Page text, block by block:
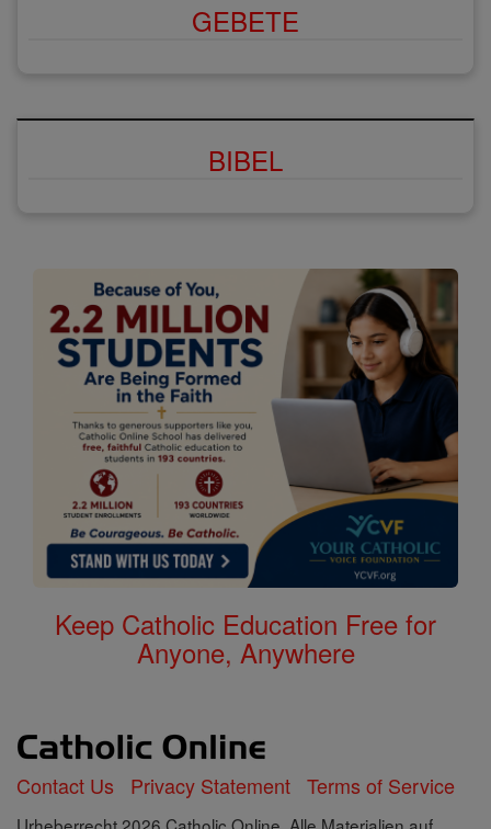
GEBETE
BIBEL
Keep Catholic Education Free for
Anyone, Anywhere
Contact Us Privacy Statement Terms of Service